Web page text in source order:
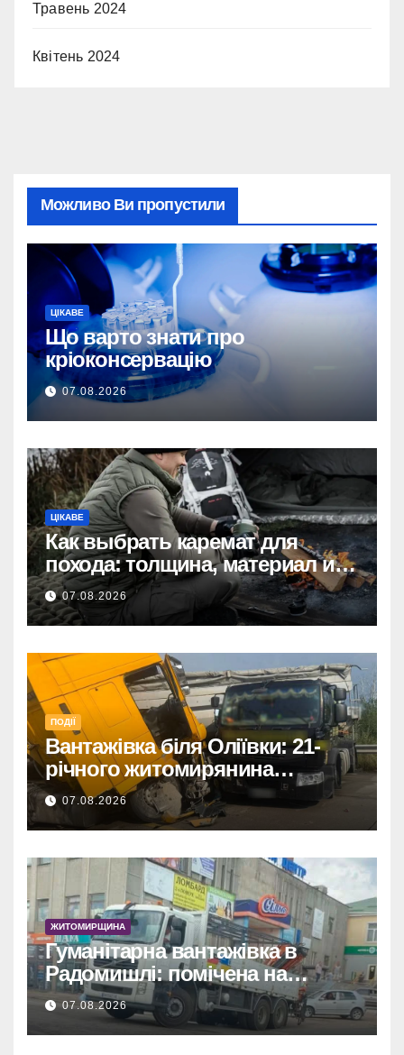
Травень 2024
Квітень 2024
Можливо Ви пропустили
ЦІКАВЕ
Що варто знати про
кріоконсервацію
07.08.2026
ЦІКАВЕ
Как выбрать каремат для
похода: толщина, материал и
размер
07.08.2026
ПОДІЇ
Вантажівка біля Оліївки: 21-
річного житомирянина
травмовано
07.08.2026
ЖИТОМИРЩИНА
Гуманітарна вантажівка в
Радомишлі: помічена на
будівництві приватного
об’єкта.
07.08.2026